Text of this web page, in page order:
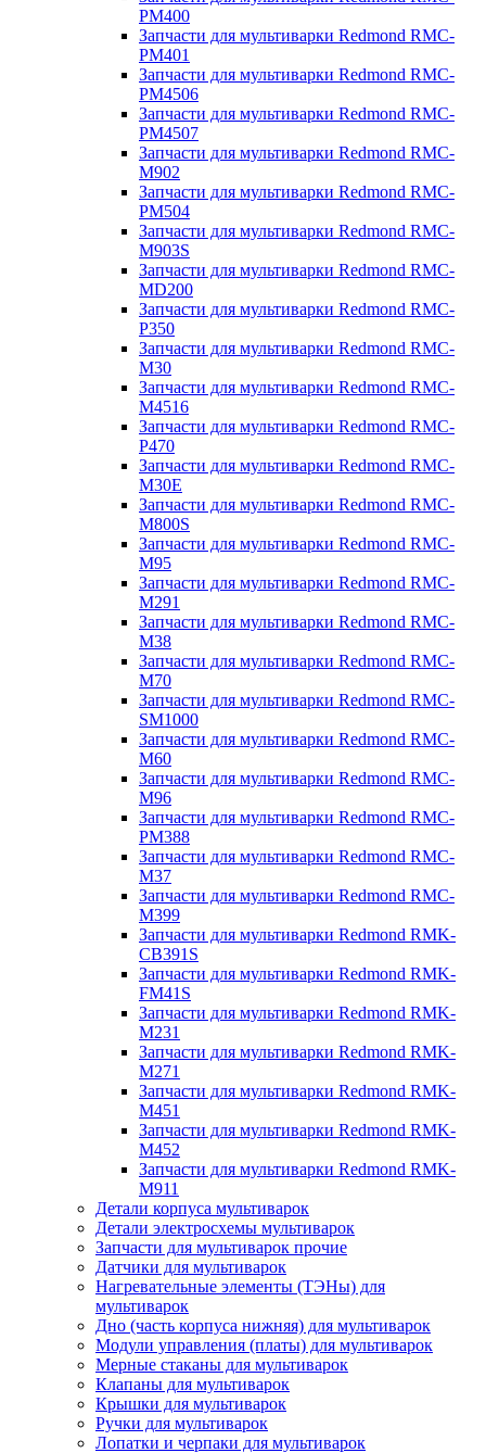
PM400
Запчасти для мультиварки Redmond RMC-
PM401
Запчасти для мультиварки Redmond RMC-
PM4506
Запчасти для мультиварки Redmond RMC-
PM4507
Запчасти для мультиварки Redmond RMC-
M902
Запчасти для мультиварки Redmond RMC-
PM504
Запчасти для мультиварки Redmond RMC-
M903S
Запчасти для мультиварки Redmond RMC-
MD200
Запчасти для мультиварки Redmond RMC-
P350
Запчасти для мультиварки Redmond RMC-
M30
Запчасти для мультиварки Redmond RMC-
M4516
Запчасти для мультиварки Redmond RMC-
P470
Запчасти для мультиварки Redmond RMC-
M30E
Запчасти для мультиварки Redmond RMC-
M800S
Запчасти для мультиварки Redmond RMC-
M95
Запчасти для мультиварки Redmond RMC-
M291
Запчасти для мультиварки Redmond RMC-
M38
Запчасти для мультиварки Redmond RMC-
M70
Запчасти для мультиварки Redmond RMC-
SM1000
Запчасти для мультиварки Redmond RMC-
M60
Запчасти для мультиварки Redmond RMC-
M96
Запчасти для мультиварки Redmond RMC-
PM388
Запчасти для мультиварки Redmond RMC-
M37
Запчасти для мультиварки Redmond RMC-
M399
Запчасти для мультиварки Redmond RMK-
CB391S
Запчасти для мультиварки Redmond RMK-
FM41S
Запчасти для мультиварки Redmond RMK-
M231
Запчасти для мультиварки Redmond RMK-
M271
Запчасти для мультиварки Redmond RMK-
M451
Запчасти для мультиварки Redmond RMK-
M452
Запчасти для мультиварки Redmond RMK-
M911
Детали корпуса мультиварок
Детали электросхемы мультиварок
Запчасти для мультиварок прочие
Датчики для мультиварок
Нагревательные элементы (ТЭНы) для
мультиварок
Дно (часть корпуса нижняя) для мультиварок
Модули управления (платы) для мультиварок
Мерные стаканы для мультиварок
Клапаны для мультиварок
Крышки для мультиварок
Ручки для мультиварок
Лопатки и черпаки для мультиварок